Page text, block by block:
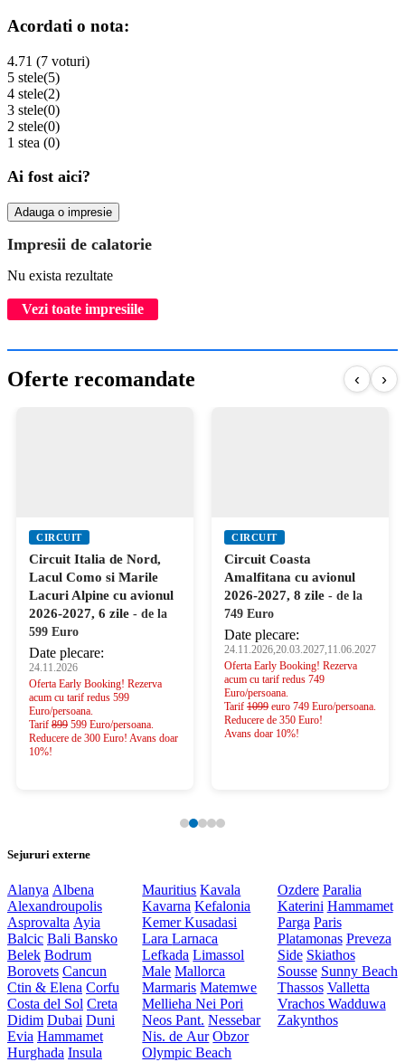
Acordati o nota:
4.71 (7 voturi)
5 stele(5)
4 stele(2)
3 stele(0)
2 stele(0)
1 stea (0)
Ai fost aici?
Adauga o impresie
Impresii de calatorie
Nu exista rezultate
Vezi toate impresiile
Oferte recomandate ‹ ›
CIRCUIT
Circuit Italia de Nord,
Lacul Como si Marile
Lacuri Alpine cu avionul
2026-2027, 6 zile - de la
599 Euro
Date plecare:
24.11.2026
Oferta Early Booking! Rezerva
acum cu tarif redus 599
Euro/persoana.
Tarif 899 599 Euro/persoana.
Reducere de 300 Euro! Avans doar
10%!
CIRCUIT
Circuit Coasta
Amalfitana cu avionul
2026-2027, 8 zile - de la
749 Euro
Date plecare:
24.11.2026,20.03.2027,11.06.2027
Oferta Early Booking! Rezerva
acum cu tarif redus 749
Euro/persoana.
Tarif 1099 euro 749 Euro/persoana.
Reducere de 350 Euro!
Avans doar 10%!
Sejururi externe
Alanya Albena
Alexandroupolis
Asprovalta Ayia
Balcic Bali Bansko
Belek Bodrum
Borovets Cancun
Ctin & Elena Corfu
Costa del Sol Creta
Didim Dubai Duni
Evia Hammamet
Hurghada Insula
Mauritius Kavala
Kavarna Kefalonia
KemerKusadasi
LaraLarnaca
Lefkada Limassol
Male Mallorca
Marmaris Matemwe
MelliehaNei Pori
Neos Pant. Nessebar
Nis. de Aur Obzor
Olympic Beach
Ozdere Paralia
Katerini Hammamet
Parga Paris
Platamonas Preveza
Side Skiathos
Sousse Sunny Beach
Thassos Valletta
Vrachos Wadduwa
Zakynthos